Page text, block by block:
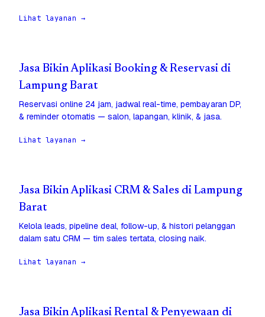
Lihat layanan →
Jasa Bikin Aplikasi Booking & Reservasi di
Lampung Barat
Reservasi online 24 jam, jadwal real-time, pembayaran DP,
& reminder otomatis — salon, lapangan, klinik, & jasa.
Lihat layanan →
Jasa Bikin Aplikasi CRM & Sales di Lampung
Barat
Kelola leads, pipeline deal, follow-up, & histori pelanggan
dalam satu CRM — tim sales tertata, closing naik.
Lihat layanan →
Jasa Bikin Aplikasi Rental & Penyewaan di